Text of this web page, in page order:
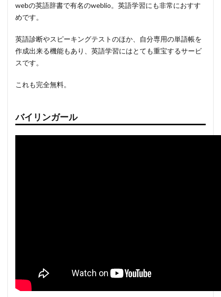
webの英語辞書で有名のweblio。英語学習にも非常におすす
めです。
英語診断やスピーキングテストのほか、自分専用の単語帳を
作成出来る機能もあり、英語学習にはとても重宝するサービ
スです。
これも完全無料。
バイリンガール